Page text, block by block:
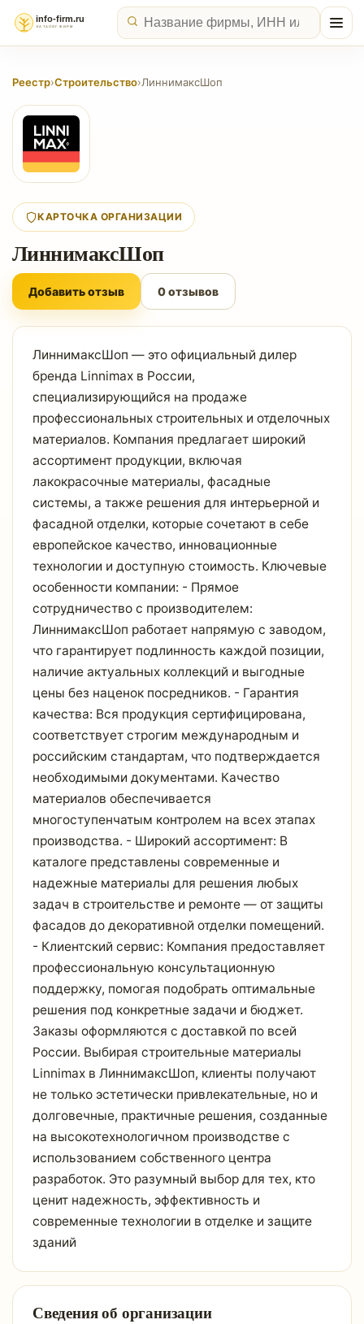
Реестр›Строительство›ЛиннимаксШоп
КАРТОЧКА ОРГАНИЗАЦИИ
ЛиннимаксШоп
Добавить отзыв 0 отзывов
ЛиннимаксШоп — это официальный дилер
бренда Linnimax в России,
специализирующийся на продаже
профессиональных строительных и отделочных
материалов. Компания предлагает широкий
ассортимент продукции, включая
лакокрасочные материалы, фасадные
системы, а также решения для интерьерной и
фасадной отделки, которые сочетают в себе
европейское качество, инновационные
технологии и доступную стоимость. Ключевые
особенности компании: - Прямое
сотрудничество с производителем:
ЛиннимаксШоп работает напрямую с заводом,
что гарантирует подлинность каждой позиции,
наличие актуальных коллекций и выгодные
цены без наценок посредников. - Гарантия
качества: Вся продукция сертифицирована,
соответствует строгим международным и
российским стандартам, что подтверждается
необходимыми документами. Качество
материалов обеспечивается
многоступенчатым контролем на всех этапах
производства. - Широкий ассортимент: В
каталоге представлены современные и
надежные материалы для решения любых
задач в строительстве и ремонте — от защиты
фасадов до декоративной отделки помещений.
- Клиентский сервис: Компания предоставляет
профессиональную консультационную
поддержку, помогая подобрать оптимальные
решения под конкретные задачи и бюджет.
Заказы оформляются с доставкой по всей
России. Выбирая строительные материалы
Linnimax в ЛиннимаксШоп, клиенты получают
не только эстетически привлекательные, но и
долговечные, практичные решения, созданные
на высокотехнологичном производстве с
использованием собственного центра
разработок. Это разумный выбор для тех, кто
ценит надежность, эффективность и
современные технологии в отделке и защите
зданий
Сведения об организации